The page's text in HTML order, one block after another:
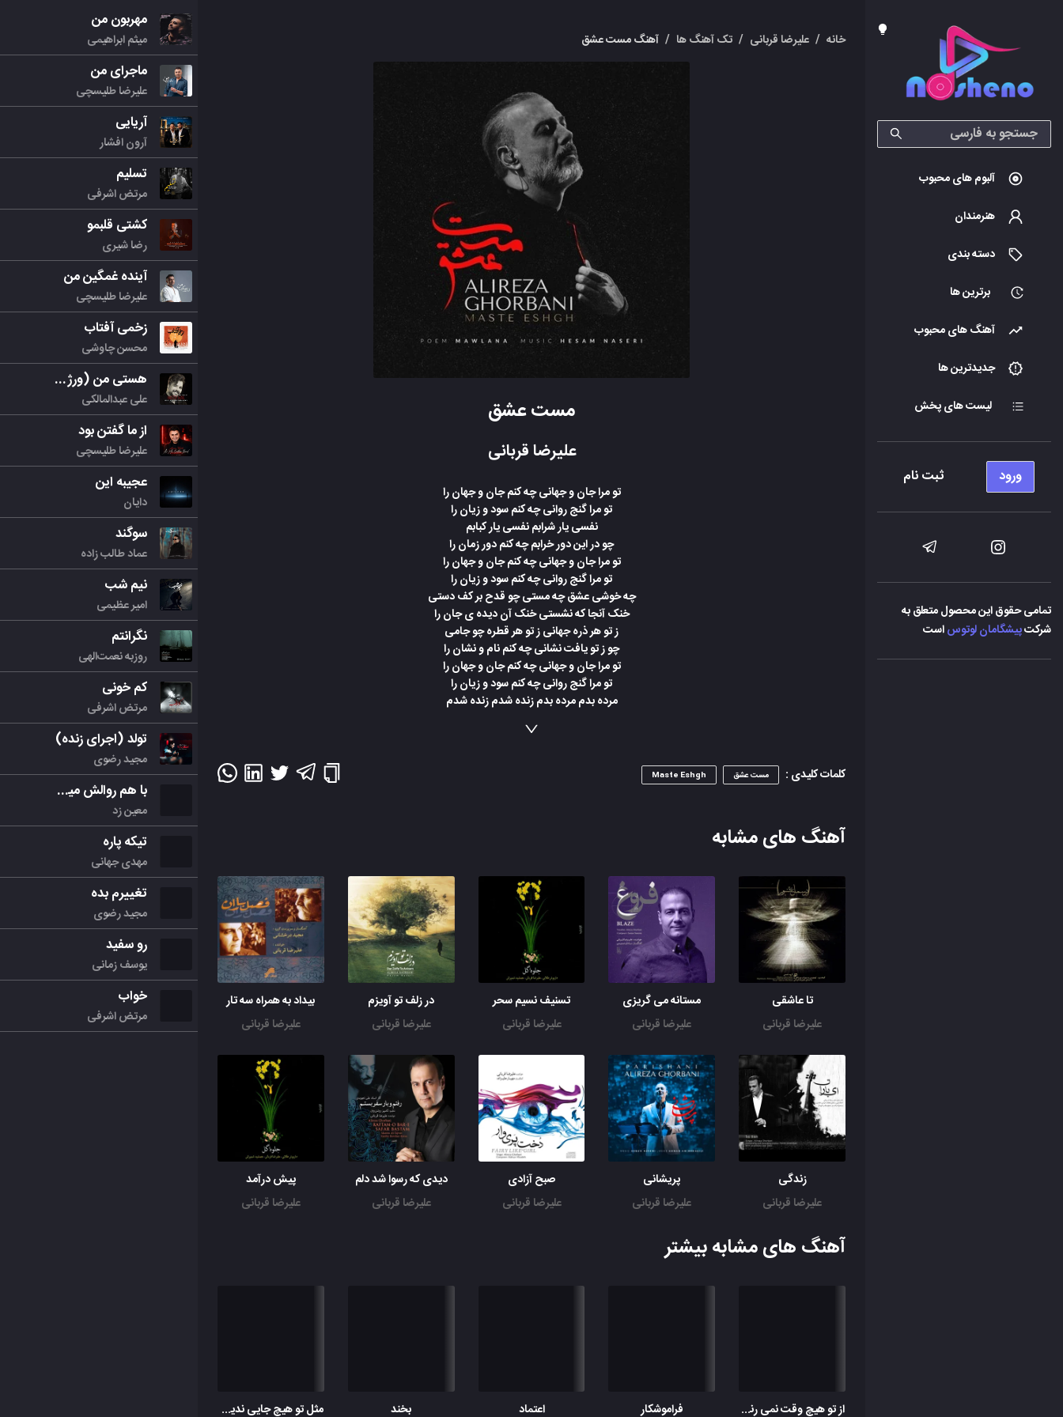
آلبوم های محبوب
هنرمندان
دسته بندی
برترین ها
آهنگ های محبوب
جدیدترین ها
لیست های پخش
ورود ثبت نام
تمامی حقوق این محصول متعلق به
شرکتپیشگامان لوتوساست
خانه / علیرضا قربانی / تک آهنگ ها / آهنگ مست عشق
مست عشق
علیرضا قربانی
تو مرا جان و جهانی چه کنم جان و جهان را
تو مرا گنج روانی چه کنم سود و زیان را
نفسی یار شرابم نفسی یار کبابم
چو در این دور خرابم چه کنم دور زمان را
تو مرا جان و جهانی چه کنم جان و جهان را
تو مرا گنج روانی چه کنم سود و زیان را
چه خوشی عشق چه مستی چو قدح بر کف دستی
خنک آنجا که نشستی خنک آن دیده ی جان را
ز تو هر ذره جهانی ز تو هر قطره چو جامی
چو ز تو یافت نشانی چه کنم نام و نشان را
تو مرا جان و جهانی چه کنم جان و جهان را
تو مرا گنج روانی چه کنم سود و زیان را
مرده بدم مرده بدم زنده شدم زنده شدم
دولت عشق آمد و من دولت پاینده شدم
کلمات کلیدی : مست عشق Maste Eshgh
آهنگ های مشابه
تا عاشقی
علیرضا قربانی
مستانه می گریزی
علیرضا قربانی
تسنیف نسیم سحر
علیرضا قربانی
در زلف تو آویزم
علیرضا قربانی
بیداد به همراه سه تار
علیرضا قربانی
زندگی
علیرضا قربانی
پریشانی
علیرضا قربانی
صبح آزادی
علیرضا قربانی
دیدی که رسوا شد دلم
علیرضا قربانی
پیش درآمد
علیرضا قربانی
آهنگ های مشابه بیشتر
از تو هیچ وقت نمی رنجم فراموشکار اعتماد بخند مثل تو هیچ جایی ندیدم
مهربون من
میثم ابراهیمی
ماجرای من
علیرضا طلیسچی
آریایی
آرون افشار
تسلیم
مرتض اشرفی
کشتی قلبمو
رضا شیری
آینده غمگین من
علیرضا طلیسچی
زخمی آفتاب
محسن چاوشی
هستی من (ورژن جدید)
علی عبدالمالکی
از ما گفتن بود
علیرضا طلیسچی
عجیبه این
دایان
سوگند
عماد طالب زاده
نیم شب
امیر عظیمی
نگرانتم
روزبه نعمت‌الهی
کم خونی
مرتض اشرفی
تولد (اجرای زنده)
مجید رضوی
با هم روالش میکنیم
معین زد
تیکه پاره
مهدی جهانی
تغییرم بده
مجید رضوی
رو سفید
یوسف زمانی
خواب
مرتض اشرفی